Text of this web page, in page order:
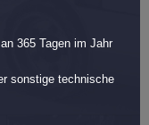
365 Tagen im Jahr
sonstige technische